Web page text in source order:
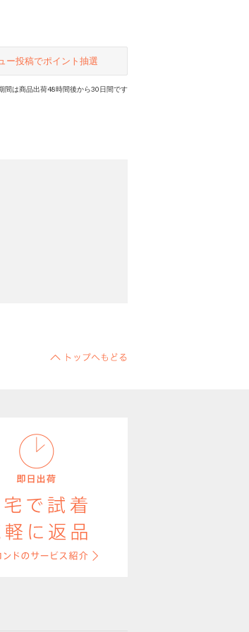
ー投稿でポイント抽選
間は商品出荷48時間後から30日間です